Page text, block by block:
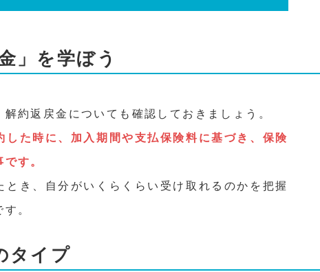
」を学ぼう
約返戻金についても確認しておきましょう。
した時に、加入期間や支払保険料に基づき、保険
す。
とき、自分がいくらくらい受け取れるのかを把握
。
タイプ